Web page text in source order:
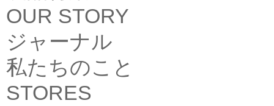
OUR STORY
ジャーナル
私たちのこと
STORES